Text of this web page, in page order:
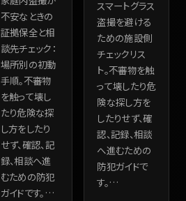
不安なときの
証拠保全と相
談先チェック：
場所別の初動
手順。不審物
を触って壊し
たり危険な探
し方をしたり
せず、確認、記
録、相談へ進
むための防犯
ガイドです。 …
スマートグラス
盗撮を避ける
ための施設側
チェックリス
ト。不審物を触
って壊したり危
険な探し方を
したりせず、確
認、記録、相談
へ進むための
防犯ガイドで
す。…